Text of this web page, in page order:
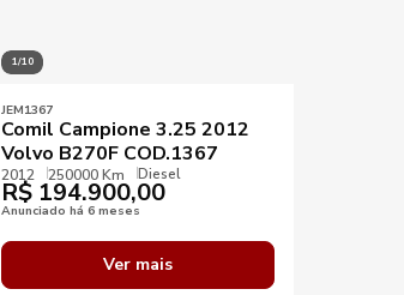
1/10
JEM1367
Comil Campione 3.25 2012
Volvo B270F COD.1367
2012 250000 Km Diesel
R$ 194.900,00
Anunciado há 6 meses
Ver mais